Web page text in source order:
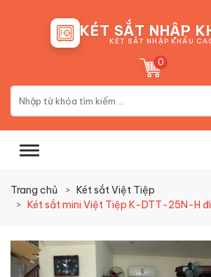
KÉT SẮT NHẬP
KÉT SẮT NHẬP KHẨU
0
Trang chủ
Két sắt Việt Tiệp
Két sắt mini Việt Tiệp K-DTT-25N-H